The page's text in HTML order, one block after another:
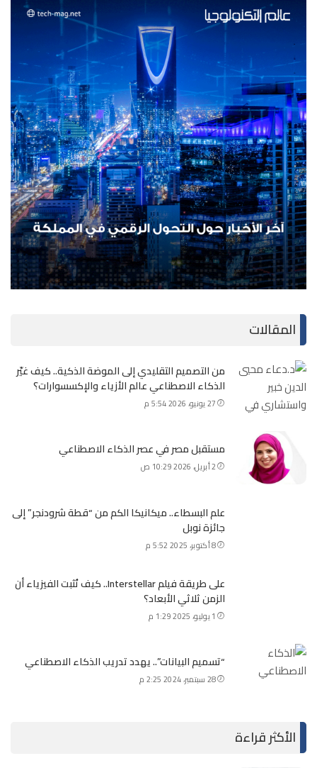
المقالات
من التصميم التقليدي إلى الموضة الذكية.. كيف غيّر
الذكاء الاصطناعي عالم الأزياء والإكسسوارات؟
27 يونيو، 2026 5:54 م
مستقبل مصر في عصر الذكاء الاصطناعي
2 أبريل، 2026 10:29 ص
علم البسطاء.. ميكانيكا الكم من “قطة شرودنجر” إلى
جائزة نوبل
8 أكتوبر، 2025 5:52 م
على طريقة فيلم Interstellar.. كيف تُثبت الفيزياء أن
الزمن ثلاثي الأبعاد؟
1 يوليو، 2025 1:29 م
“تسميم البيانات”.. يهدد تدريب الذكاء الاصطناعي
28 سبتمبر، 2024 2:25 م
الأكثر قراءة